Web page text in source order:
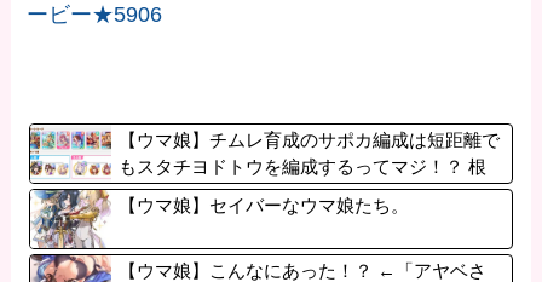
ービー★5906
【ウマ娘】チムレ育成のサポカ編成は短距離で
もスタチヨドトウを編成するってマジ！？ 根
性サポカを編成していた意味…
【ウマ娘】セイバーなウマ娘たち。
【ウマ娘】こんなにあった！？ ←「アヤベさ